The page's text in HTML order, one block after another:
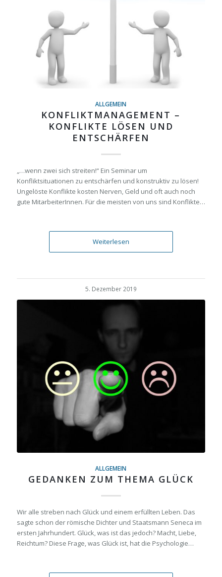
ALLGEMEIN
KONFLIKTMANAGEMENT –
KONFLIKTE LÖSEN UND
ENTSCHÄRFEN
„…wenn zwei sich streiten!“ Ein Seminar um
Konfliktsituationen zu entschärfen und konstruktiv zu lösen!
Ungelöste Konflikte kosten Nerven, Geld und oft auch noch
gute MitarbeiterInnen. Für die meisten von uns sind Konflikte…
Weiterlesen
5. Dezember 2019
ALLGEMEIN
GEDANKEN ZUM THEMA GLÜCK
Wir alle streben nach Glück und einem erfüllten Leben. Das
sagte schon der römische Dichter und Staatsmann Seneca im
ersten Jahrhundert. Glück, was ist das jedoch? Macht, Liebe,
Reichtum? Diese Frage, was Glück ist, hat die Psychologie…